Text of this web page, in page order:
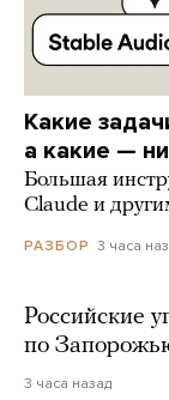
Какие
а какие —
Большая
Claude и
РАЗБОР 3 часа
Российские
по
3 часа назад